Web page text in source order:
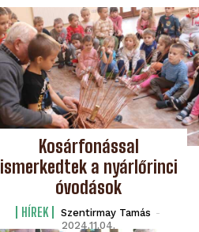
Kosárfonással
ismerkedtek a nyárlőrinci
óvodások
HÍREK Szentirmay Tamás -
2024.11.04.